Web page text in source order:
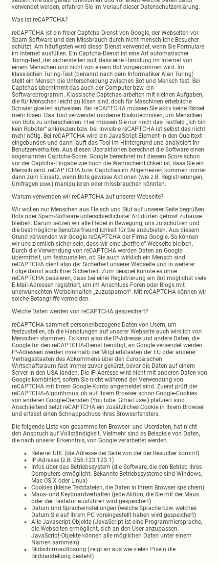
verwendet werden, erfahren Sie im Verlauf dieser Datenschutzerklärung.
Was ist reCAPTCHA?
reCAPTCHA ist ein freier Captcha-Dienst von Google, der Webseiten vor
Spam-Software und den Missbrauch durch nicht-menschliche Besucher
schützt. Am häufigsten wird dieser Dienst verwendet, wenn Sie Formulare
im Internet ausfüllen. Ein Captcha-Dienst ist eine Art automatischer
Turing-Test, der sicherstellen soll, dass eine Handlung im Internet von
einem Menschen und nicht von einem Bot vorgenommen wird. Im
klassischen Turing-Test (benannt nach dem Informatiker Alan Turing)
stellt ein Mensch die Unterscheidung zwischen Bot und Mensch fest. Bei
Captchas übernimmt das auch der Computer bzw. ein
Softwareprogramm. Klassische Captchas arbeiten mit kleinen Aufgaben,
die für Menschen leicht zu lösen sind, doch für Maschinen erhebliche
Schwierigkeiten aufweisen. Bei reCAPTCHA müssen Sie aktiv keine Rätsel
mehr lösen. Das Tool verwendet moderne Risikotechniken, um Menschen
von Bots zu unterscheiden. Hier müssen Sie nur noch das Textfeld „Ich bin
kein Roboter“ ankreuzen bzw. bei Invisible reCAPTCHA ist selbst das nicht
mehr nötig. Bei reCAPTCHA wird ein JavaScript-Element in den Quelltext
eingebunden und dann läuft das Tool im Hintergrund und analysiert Ihr
Benutzerverhalten. Aus diesen Useraktionen berechnet die Software einen
sogenannten Captcha-Score. Google berechnet mit diesem Score schon
vor der Captcha-Eingabe wie hoch die Wahrscheinlichkeit ist, dass Sie ein
Mensch sind. reCAPTCHA bzw. Captchas im Allgemeinen kommen immer
dann zum Einsatz, wenn Bots gewisse Aktionen (wie z.B. Registrierungen,
Umfragen usw.) manipulieren oder missbrauchen könnten.
Warum verwenden wir reCAPTCHA auf unserer Webseite?
Wir wollen nur Menschen aus Fleisch und Blut auf unserer Seite begrüßen.
Bots oder Spam-Software unterschiedlichster Art dürfen getrost zuhause
bleiben. Darum setzen wir alle Hebel in Bewegung, uns zu schützen und
die bestmögliche Benutzerfreundlichkeit für Sie anzubieten. Aus diesem
Grund verwenden wir Google reCAPTCHA der Firma Google. So können
wir uns ziemlich sicher sein, dass wir eine „botfreie“ Webseite bleiben.
Durch die Verwendung von reCAPTCHA werden Daten an Google
übermittelt, um festzustellen, ob Sie auch wirklich ein Mensch sind.
reCAPTCHA dient also der Sicherheit unserer Webseite und in weiterer
Folge damit auch Ihrer Sicherheit. Zum Beispiel könnte es ohne
reCAPTCHA passieren, dass bei einer Registrierung ein Bot möglichst viele
E-Mail-Adressen registriert, um im Anschluss Foren oder Blogs mit
unerwünschten Werbeinhalten „zuzuspamen“. Mit reCAPTCHA können wir
solche Botangriffe vermeiden.
Welche Daten werden von reCAPTCHA gespeichert?
reCAPTCHA sammelt personenbezogene Daten von Usern, um
festzustellen, ob die Handlungen auf unserer Webseite auch wirklich von
Menschen stammen. Es kann also die IP-Adresse und andere Daten, die
Google für den reCAPTCHA-Dienst benötigt, an Google versendet werden.
IP-Adressen werden innerhalb der Mitgliedstaaten der EU oder anderer
Vertragsstaaten des Abkommens über den Europäischen
Wirtschaftsraum fast immer zuvor gekürzt, bevor die Daten auf einem
Server in den USA landen. Die IP-Adresse wird nicht mit anderen Daten von
Google kombiniert, sofern Sie nicht während der Verwendung von
reCAPTCHA mit Ihrem Google-Konto angemeldet sind. Zuerst prüft der
reCAPTCHA-Algorithmus, ob auf Ihrem Browser schon Google-Cookies
von anderen Google-Diensten (YouTube. Gmail usw.) platziert sind.
Anschließend setzt reCAPTCHA ein zusätzliches Cookie in Ihrem Browser
und erfasst einen Schnappschuss Ihres Browserfensters.
Die folgende Liste von gesammelten Browser- und Userdaten, hat nicht
den Anspruch auf Vollständigkeit. Vielmehr sind es Beispiele von Daten,
die nach unserer Erkenntnis, von Google verarbeitet werden.
Referrer URL (die Adresse der Seite von der der Besucher kommt)
IP-Adresse (z.B. 256.123.123.1)
Infos über das Betriebssystem (die Software, die den Betrieb Ihres
Computers ermöglicht. Bekannte Betriebssysteme sind Windows,
Mac OS X oder Linux)
Cookies (kleine Textdateien, die Daten in Ihrem Browser speichern)
Maus- und Keyboardverhalten (jede Aktion, die Sie mit der Maus
oder der Tastatur ausführen wird gespeichert)
Datum und Spracheinstellungen (welche Sprache bzw. welches
Datum Sie auf Ihrem PC voreingestellt haben wird gespeichert)
Alle Javascript-Objekte (JavaScript ist eine Programmiersprache,
die Webseiten ermöglicht, sich an den User anzupassen.
JavaScript-Objekte können alle möglichen Daten unter einem
Namen sammeln)
Bildschirmauflösung (zeigt an aus wie vielen Pixeln die
Bilddarstellung besteht)